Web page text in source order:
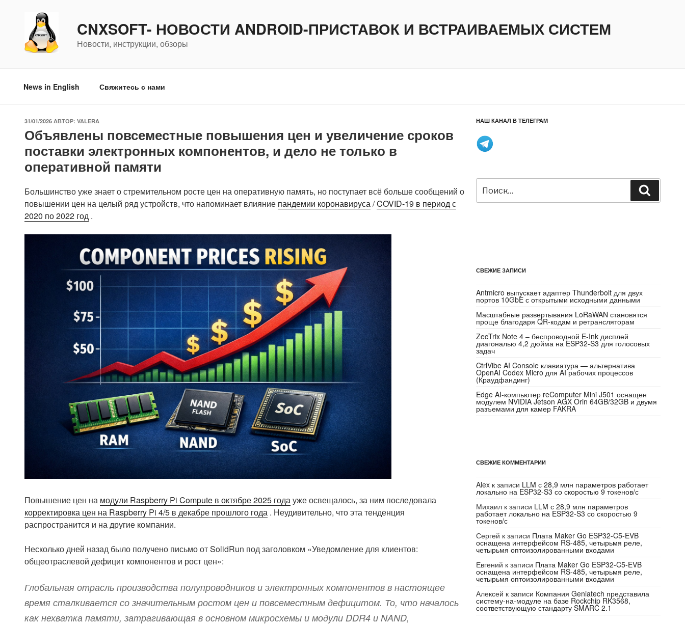
содержимому
CNXSOFT- НОВОСТИ ANDROID-ПРИСТАВОК И ВСТРАИВАЕМЫХ СИСТЕМ
Новости, инструкции, обзоры
News in English Свяжитесь с нами
ОПУБЛИКОВАНО
31/01/2026 АВТОР: VALERA
Объявлены повсеместные повышения цен и увеличение сроков
поставки электронных компонентов, и дело не только в
оперативной памяти
Большинство уже знает о стремительном росте цен на оперативную память, но поступает всё больше сообщений о
повышении цен на целый ряд устройств, что напоминает влияние пандемии коронавируса/COVID-19 в период с
2020 по 2022 год .
Повышение цен на модули Raspberry Pi Compute в октябре 2025 годауже освещалось, за ним последовала
корректировка цен на Raspberry Pi 4/5 в декабре прошлого года . Неудивительно, что эта тенденция
распространится и на другие компании.
Несколько дней назад было получено письмо от SolidRun под заголовком «Уведомление для клиентов:
общеотраслевой дефицит компонентов и рост цен»:
Глобальная отрасль производства полупроводников и электронных компонентов в настоящее
время сталкивается со значительным ростом цен и повсеместным дефицитом. То, что началось
как нехватка памяти, затрагивающая в основном микросхемы и модули DDR4 и NAND,
НАШ КАНАЛ В ТЕЛЕГРАМ
Искать:
СВЕЖИЕ ЗАПИСИ
Antmicro выпускает адаптер Thunderbolt для двух
портов 10GbE с открытыми исходными данными
Масштабные развертывания LoRaWAN становятся
проще благодаря QR-кодам и ретрансляторам
ZecTrix Note 4 – беспроводной E-Ink дисплей
диагональю 4,2 дюйма на ESP32-S3 для голосовых
задач
CtrlVibe AI Console клавиатура — альтернатива
OpenAI Codex Micro для AI рабочих процессов
(Краудфандинг)
Edge AI-компьютер reComputer Mini J501 оснащен
модулем NVIDIA Jetson AGX Orin 64GB/32GB и двумя
разъемами для камер FAKRA
СВЕЖИЕ КОММЕНТАРИИ
Alex к записи LLM с 28,9 млн параметров работает
локально на ESP32-S3 со скоростью 9 токенов/с
Михаил к записи LLM с 28,9 млн параметров
работает локально на ESP32-S3 со скоростью 9
токенов/с
Сергей к записи Плата Maker Go ESP32-C5-EVB
оснащена интерфейсом RS-485, четырьмя реле,
четырьмя оптоизолированными входами
Евгений к записи Плата Maker Go ESP32-C5-EVB
оснащена интерфейсом RS-485, четырьмя реле,
четырьмя оптоизолированными входами
Алексей к записи Компания Geniatech представила
систему-на-модуле на базе Rockchip RK3568,
соответствующую стандарту SMARC 2.1